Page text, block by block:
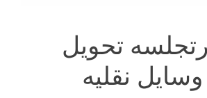
تحویل
نقلیه